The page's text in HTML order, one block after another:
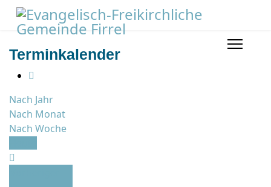
Terminkalender
Nach Jahr
Nach Monat
Nach Woche